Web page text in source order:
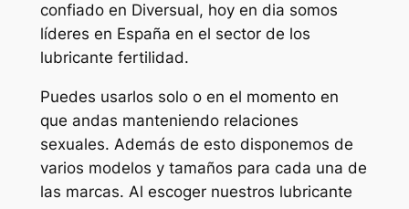
confiado en Diversual, hoy en dia somos
líderes en España en el sector de los
lubricante fertilidad.
Puedes usarlos solo o en el momento en
que andas manteniendo relaciones
sexuales. Además de esto disponemos de
varios modelos y tamaños para cada una de
las marcas. Al escoger nuestros lubricante